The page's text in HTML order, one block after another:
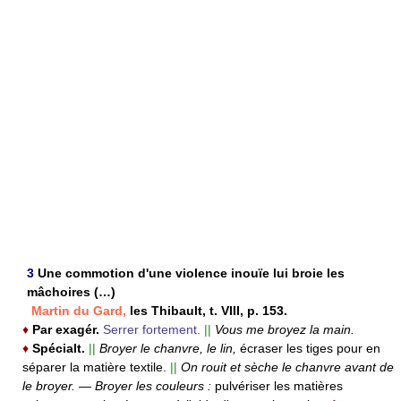
3 Une commotion d'une violence inouïe lui broie les
mâchoires (…)
Martin du Gard, les Thibault, t. VIII, p. 153.
♦ Par exagér. Serrer fortement. || Vous me broyez la main.
♦ Spécialt. || Broyer le chanvre, le lin, écraser les tiges pour en
séparer la matière textile. || On rouit et sèche le chanvre avant de
le broyer. — Broyer les couleurs : pulvériser les matières